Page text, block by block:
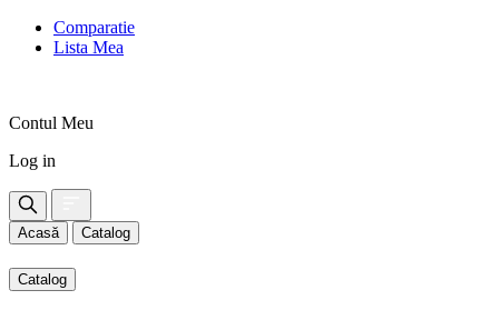
Comparatie
Lista Mea
Contul Meu
Log in
Acasă Catalog
Catalog